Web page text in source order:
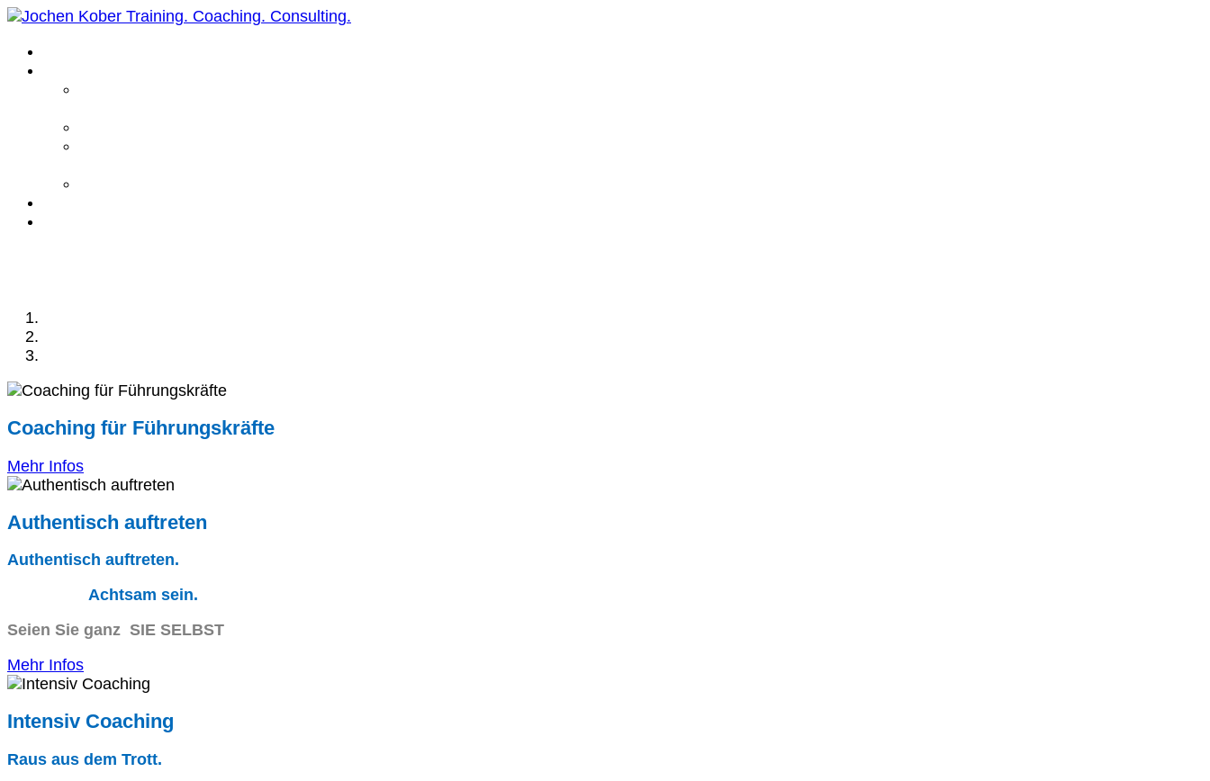
Coaching für Führungskräfte
Mehr Infos
Authentisch auftreten
Authentisch auftreten.
Achtsam sein.
Seien Sie ganz SIE SELBST
Mehr Infos
Intensiv Coaching
Raus aus dem Trott.